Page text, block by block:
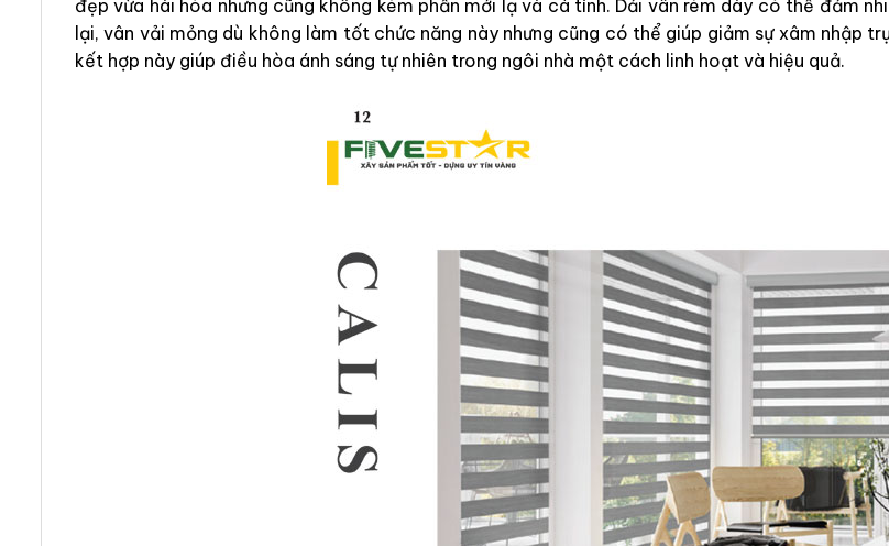
đẹp vừa hài hòa nhưng cũng không kém phần mới lạ và cá tính. Dải vân rèm dày có thể đảm
lại, vân vải mỏng dù không làm tốt chức năng này nhưng cũng có thể giúp giảm sự xâm nhập
kết hợp này giúp điều hòa ánh sáng tự nhiên trong ngôi nhà một cách linh hoạt và hiệu quả.